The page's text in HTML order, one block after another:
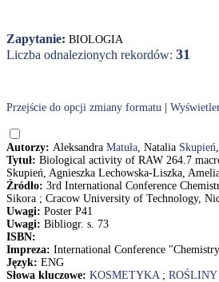
Zapytanie: BIOLOGIA
Liczba odnalezionych rekordów: 31
Przejście do opcji zmiany formatu
Autorzy: Aleksandra Matuła, Natalia Skupień
Tytuł: Biological activity of RAW 264.7
Skupień, Agnieszka Lechowska-Liszka,
Źródło: 3rd International Conference
Sikora ; Cracow University of Technology,
Uwagi: Poster P41
Uwagi: Bibliogr. s. 73
ISBN:
Impreza: International Conference
Język: ENG
Słowa kluczowe: KOSMETYKA; ROŚLINY